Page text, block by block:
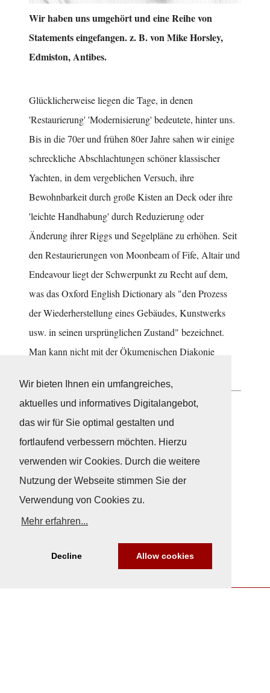
Wir bieten Ihnen ein umfangreiches,
aktuelles und informatives Digitalangebot,
das wir für Sie optimal gestalten und
fortlaufend verbessern möchten. Hierzu
verwenden wir Cookies. Durch die weitere
Nutzung der Webseite stimmen Sie der
Verwendung von Cookies zu.
Mehr erfahren...
Decline Allow cookies
Wir haben uns umgehört und eine Reihe von
Statements eingefangen. z. B. von Mike Horsley,
Edmiston, Antibes.
Glücklicherweise liegen die Tage, in denen
'Restaurierung' 'Modernisierung' bedeutete, hinter uns.
Bis in die 70er und frühen 80er Jahre sahen wir einige
schreckliche Abschlachtungen schöner klassischer
Yachten, in dem vergeblichen Versuch, ihre
Bewohnbarkeit durch große Kisten an Deck oder ihre
'leichte Handhabung' durch Reduzierung oder
Änderung ihrer Riggs und Segelpläne zu erhöhen. Seit
den Restaurierungen von Moonbeam of Fife, Altair und
Endeavour liegt der Schwerpunkt zu Recht auf dem,
was das Oxford English Dictionary als "den Prozess
der Wiederherstellung eines Gebäudes, Kunstwerks
usw. in seinen ursprünglichen Zustand" bezeichnet.
Man kann nicht mit der Ökumenischen Diakonie